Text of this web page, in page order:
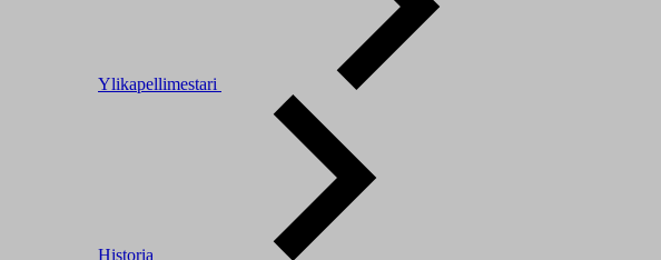
Ylikapellimestari
Historia